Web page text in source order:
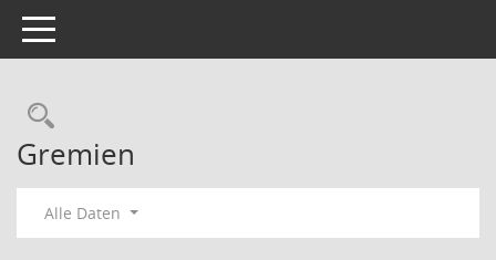
Toggle navigation
Rechercheauswahl
Gremien
Alle Daten